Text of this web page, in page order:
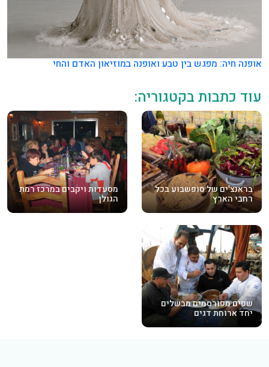
אופנה חיה: מפגש בין טבע ואופנה במוזיאון האדם והחי
עוד כתבות בקטגוריה:
בראנצ'ים של סופשבוע בכל
רחבי הארץ
מסעדות ויקבים במרכז רמת
הגולן
שפים מפורסמים מבשלים
יחד ארוחת דגים